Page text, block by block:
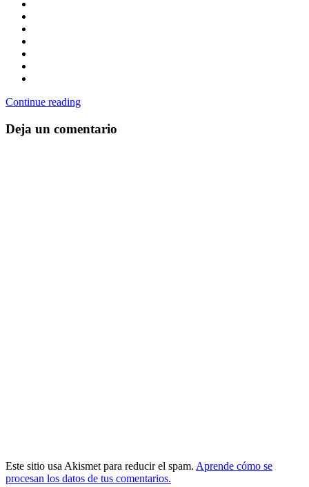
Continue reading
Deja un comentario
Este sitio usa Akismet para reducir el spam. Aprende cómo se
procesan los datos de tus comentarios.